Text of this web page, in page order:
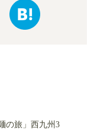
の旅」西九州3